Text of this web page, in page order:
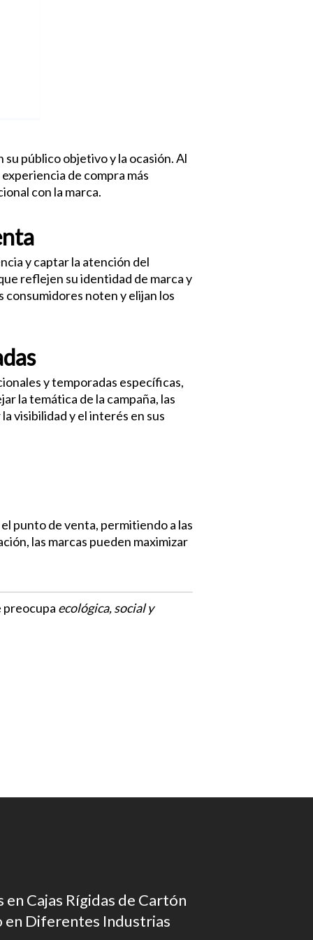
su público objetivo y la ocasión. Al
de compra más
con la marca.
y captar la atención del
reflejen su identidad de marca y
consumidores noten y elijan los
y temporadas específicas,
la temática de la campaña, las
visibilidad y el interés en sus
punto de venta, permitiendo a las
las marcas pueden maximizar
preocupa ecológica, social y
en Cajas Rígidas de Cartón
en Diferentes Industrias